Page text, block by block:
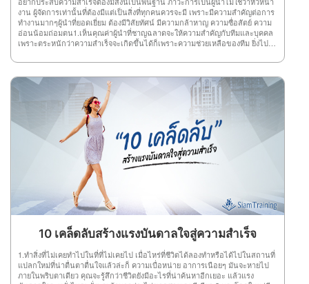
กระตือรือร้นที่จะฟัง ตั้งคำถามตามความเหมาะสม ยอมรับฟังความคิดเห็นที่แตก
ต่างกันออกไป และต้องไม่ใช้อารมณ์หรือนิสัยส่วนตัวมาตัดสินเรื่องต่างๆ ในห้อง
สัมมนาด้วย 7.มีความประสงค์ที่แน่นอนเมื่อคุณเลือกที่จะเข้าสัมมนาเพื่อไป
หาความรู้ นั่นคือความประสงค์ของคุณ ดังนั้น ต้องพยายามฟังให้ได้ตามความจุด
หมายมากที่สุด โดยใช้วิจารณญาณเลือกฟังแต่เรื่องที่ควรฟังและหลีกเลี่ยงเรื่องที่
เท็จจริงเมื่อฟังสัมมนาความรู้แล้ว อย่าเชื่อไปทุกเรื่องที่ได้ฟังมา คุณต้องนำข้อมูล
นั้นมาพิจารณาให้เห็นถึงข้อเท็จจริง ถ้าข้อมูลไหนที่ไม่แน่ใจต้องไปค้นหาคำตอบ
หรือยกมือเพื่อสอบถามให้ได้รายละเอียดที่แน่ชัด เป็นต้น 9.ดูเจตนาของผู้พูดผุ้ฟังที่
ดี ที่ต้องการได้ความรู้จากการฟังสัมมนา เพื่อใช้เป็นแนวทางหาหนทางความ
สำเร็จ ต้องรู้จักดูเจตนาของผู้พูด เพราะบางครั้งผู้พูดอาจบอกเล่า แถลงการณ์
รายงานเรื่องราวต่างๆหรือพูดนอกเรื่องไปต่างๆ นานา ฉะนั้น ผู้ฟังต้องพิจารณาถึง
ข้อมูลที่มีสาระกับไม่มีสาระให้ถูกต้อง เพื่อการนำไปใช้ให้เกิดประโยชน์
สูงสุด 10.ความสำคัญของเรื่องที่พูดผู้ฟังต้องวิเคราะห์ถึงความสำคัญและความเป็น
มาของเรื่องที่ผู้พูดให้ดีๆ ว่าผู้พูดได้แสดงความสำคัญเรื่องนั้นๆ อย่างไรบ้าง และมี
ประโยชน์ต่อตัวคุณเองมากน้อยแค่ไหนเพราะการที่เราจดทุกรายละเอียดที่พูด
อาจทำให้ข้อมูลที่สำคัญหล่นหลายไปได้ จึงควรแยะความสำคัญของเรื่องที่ฟังด้วย
ดังนั้น คุณเองก็ต้องย้อนกลับไปอ่านข้อที่ 1 ด้วยว่าตัวคุณเองมีจุดมุ่งหมายอย่างไร
กับการเข้าฟังสัมมนาในครั้งนี้
งาน ผู้จัดการเท่านั้นที่ต้องมีแต่เป็นสิ่งที่ทุกคนควรจะมี เพราะมีความสำคัญต่อการ
ทำงานมากๆผู้นำที่ยอดเยี่ยม ต้องมีวิสัยทัศน์ มีความกล้าหาญ ความซื่อสัตย์ ความ
อ่อนน้อมถ่อมตน1.เห็นคุณค่าผู้นำที่ชาญฉลาดจะให้ความสำคัญกับทีมและบุคคล
เพราะตระหนักว่าความสำเร็จจะเกิดขึ้นได้ก็เพราะความช่วยเหลือของทีม ยิ่งไป
ด้วย 2.มั่นใจความไว้วางใจและความเชื่อมั่นในการเป็นผู้นำเป็นตัวบ่งชี้ ความน่า
อุปสรรคปัญหาใหม่ๆ 3.ความเห็นอกเห็นใจผู้นำที่ดีจะใช้ความเห็นอกเห็นใจในการ
รับรู้ ถึงความต้องการของผู้ที่พวกเขาเป็นผู้นำและตัดสินใจเลือกแนวทางที่จะเป็น
ประโยชน์ สูงสุดแก่บุคคลและทีมงาน 4.กล้าหาญผู้นำต้องกล้าที่จะตัดสินใจใน
ทันที ไม่แสดงท่าทีลังเลหรือขาดความมั่นใจ ความกล้าหาญของผู้นำจะสร้างขวัญ
กำลังใจให้กับลูกทีมได้ดี 5.มีความยืดหยุ่นผู้นำที่ดีสามารถยืดหยุ่นได้ พวกเขาปรับ
เปลี่ยนตนเอง ตามสถานการณ์บริบทและสถานการณ์ที่พวกเขาพบ พวกเขายินดี
ต้อนรับแนวคิดใหม่ๆและยอมรับ การเปลี่ยนแปลง 6.ซื่อสัตย์ผู้นำที่ฉลาดไม่กลัวที่
จะสื่อสารความจริงกับคนของพวกเขา ความซื่อสัตย์เป็นเรื่องของความสุจริต ที่จะ
สร้างความไว้วางใจ ความซื่อสัตย์ทำให้เกิดความสัมพันธ์ที่ดีขึ้น 7.หนักแน่นไม่
กลัวปัญหาที่ต้องเผชิญ มีสติและรู้เสมอว่าทุกปัญหา ต้องผ่านไปได้เสมอมีจุดยืน
ของตัวเองกล้าหาญที่จะยืนหยัด รักษาความถูกต้อง แม้จะเจอกับอุปสรรค ผู้นำต้อง
หนักแน่นและไม่ท้อถอยง่ายๆ ไม่งั้นคุณก็ป็นเพียงผู้ที่เกิดมาเพื่ออยู่ ภายใต้บังคับ
บัญชาเท่านั้น 8.ไม่ฝักใฝ่ฝ่ายใดผู้นำที่ดีต้องมีความเป็นกลาง ไม่อคติกับผู้ร่วมงาน
เพราะอาจส่งผลให้คนในทีมเขม่นกันเอง ประสิทธิภาพของงานก็ด้อยลงเพราะทีม
ขาดความสามัคคี 9.ตอบสนองผู้นำที่ดีจะตอบสนองต่อความต้องการของผู้ใต้
บังคับบัญชา รู้จักปรับพฤติกรรมให้เหมาะสมกับสถานการณ์มากที่สุด คอยรับฟังทีม
และให้ความสำคัญกับทีม 10.นอบน้อมความอ่อนน้อมถ่อมตนไม่ได้หมายความว่า
คุณอ่อนแอ หรือไม่มั่นใจในตนเอง แต่ชี้ให้เห็นว่าคุณมีความมั่นใจ ในตนเองและมี
ความตระหนักในตนเองในการรับรู้ คุณค่าของผู้อื่น
10 เคล็ดลับสร้างแรงบันดาลใจสู่ความสำเร็จ
1.ทำสิ่งที่ไม่เคยทำไปในที่ที่ไม่เคยไป เมื่อไหร่ที่ชีวิตได้ลองทำหรือได้ไปในสถานที่
แปลกใหม่ที่น่าตื่นตาตื่นใจแล้วล่ะก็ ความเบื่อหน่าย อาการเนือยๆ มันจะหายไป
ภายในพริบตาเดียว คุณจะรู้สึกว่าชีวิตยังมีอะไรที่น่าค้นหาอีกเยอะ แล้วแรง